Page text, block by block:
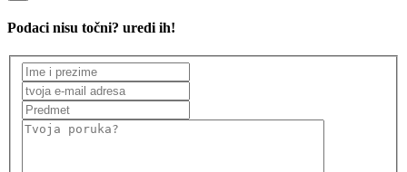
Podaci nisu točni? uredi ih!